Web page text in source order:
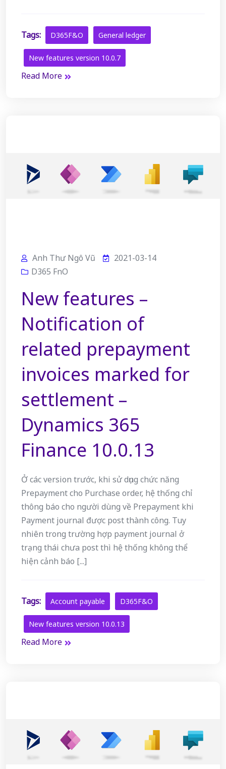
Tags: D365F&O General ledger
New features version 10.0.7
Read More
Anh Thư Ngô Vũ
2021-03-14
D365 FnO
New features –
Notification of
related prepayment
invoices marked for
settlement –
Dynamics 365
Finance 10.0.13
Ở các version trước, khi sử dụng chức năng
Prepayment cho Purchase order, hệ thống chỉ
thông báo cho người dùng về Prepayment khi
Payment journal được post thành công. Tuy
nhiên trong trường hợp payment journal ở
trạng thái chưa post thì hệ thống không thể
hiện cảnh báo [...]
Tags: Account payable D365F&O
New features version 10.0.13
Read More